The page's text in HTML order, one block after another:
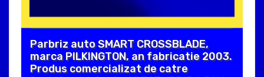
Parbriz auto SMART CROSSBLADE,
marca PILKINGTON, an fabricatie 2003.
Produs comercializat de catre